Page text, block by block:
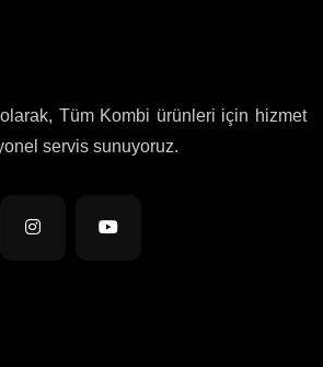
Tüm Kombi ürünleri için hizmet
servis sunuyoruz.